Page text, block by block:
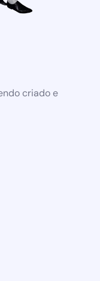
criado e